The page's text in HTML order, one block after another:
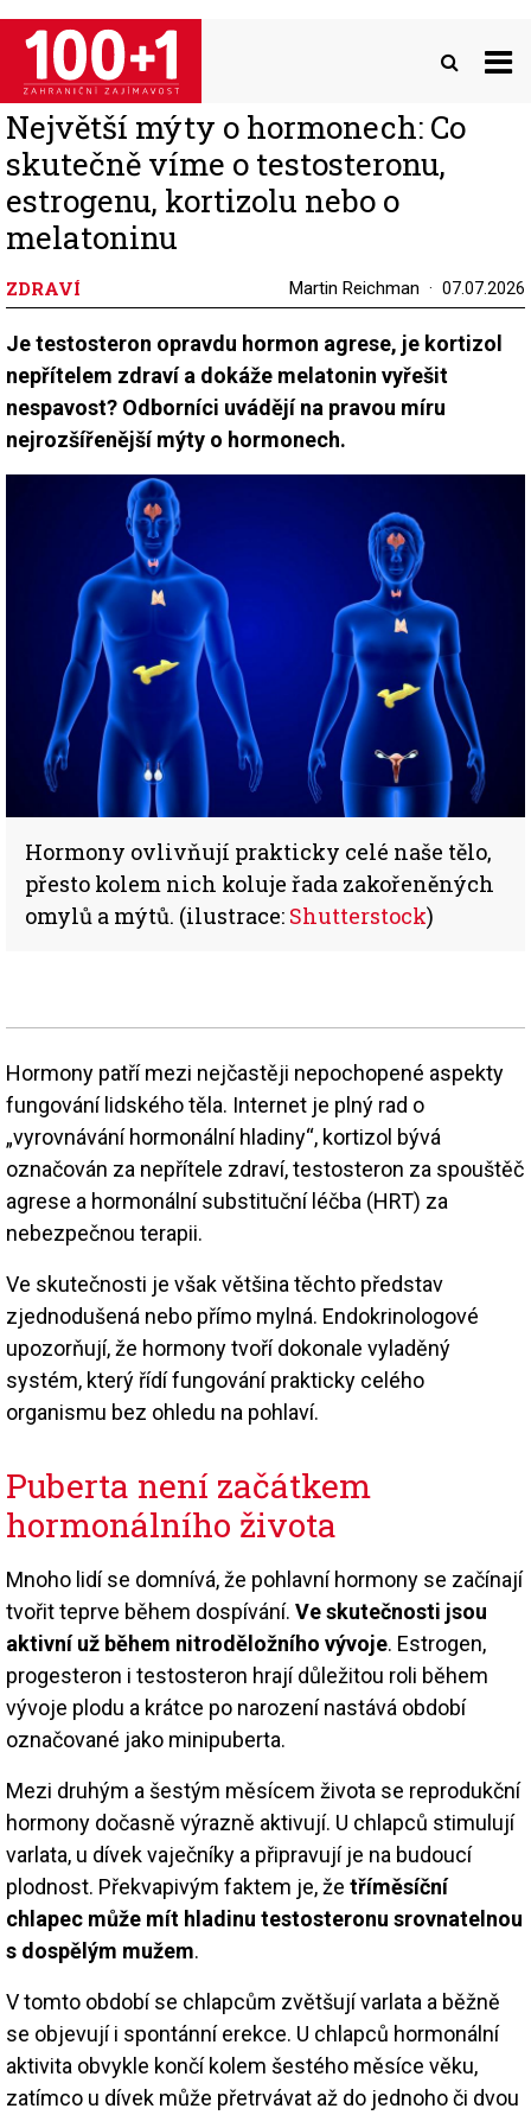
Přejít
hlavnímu
obsahu
Největší mýty o hormonech: Co
skutečně víme o testosteronu,
estrogenu, kortizolu nebo o
melatoninu
ZDRAVÍ Martin Reichman 07.07.2026
Je testosteron opravdu hormon agrese, je kortizol
nepřítelem zdraví a dokáže melatonin vyřešit
nespavost? Odborníci uvádějí na pravou míru
nejrozšířenější mýty o hormonech.
Hormony ovlivňují prakticky celé naše tělo,
přesto kolem nich koluje řada zakořeněných
omylů a mýtů. (ilustrace: Shutterstock)
Hormony patří mezi nejčastěji nepochopené aspekty
fungování lidského těla. Internet je plný rad o
„vyrovnávání hormonální hladiny“, kortizol bývá
označován za nepřítele zdraví, testosteron za spouštěč
agrese a hormonální substituční léčba (HRT) za
nebezpečnou terapii.
Ve skutečnosti je však většina těchto představ
zjednodušená nebo přímo mylná. Endokrinologové
upozorňují, že hormony tvoří dokonale vyladěný
systém, který řídí fungování prakticky celého
organismu bez ohledu na pohlaví.
Puberta není začátkem
hormonálního života
Mnoho lidí se domnívá, že pohlavní hormony se začínají
tvořit teprve během dospívání. Ve skutečnosti jsou
aktivní už během nitroděložního vývoje. Estrogen,
progesteron i testosteron hrají důležitou roli během
vývoje plodu a krátce po narození nastává období
označované jako minipuberta.
Mezi druhým a šestým měsícem života se reprodukční
hormony dočasně výrazně aktivují. U chlapců stimulují
varlata, u dívek vaječníky a připravují je na budoucí
plodnost. Překvapivým faktem je, že tříměsíční
chlapec může mít hladinu testosteronu srovnatelnou
s dospělým mužem.
V tomto období se chlapcům zvětšují varlata a běžně
se objevují i spontánní erekce. U chlapců hormonální
aktivita obvykle končí kolem šestého měsíce věku,
zatímco u dívek může přetrvávat až do jednoho či dvou